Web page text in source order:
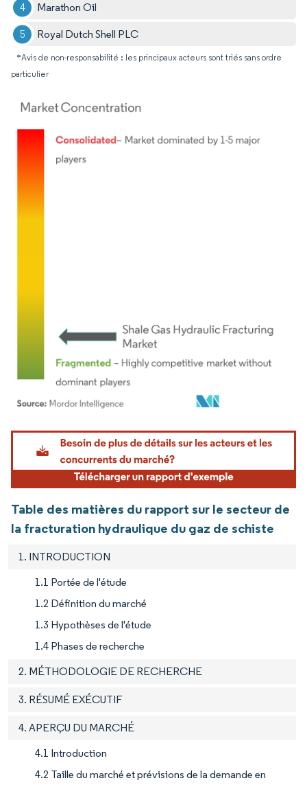
Marathon Oil
Royal Dutch Shell PLC
*Avis de non-responsabilité : les principaux acteurs sont triés sans ordre
particulier
Image © Mordor Intelligence. La réutilisation nécessite une attribution sous CC BY
Table des matières du rapport sur le secteur de
la fracturation hydraulique du gaz de schiste
1. INTRODUCTION
1.1 Portée de l'étude
1.2 Définition du marché
1.3 Hypothèses de l'étude
1.4 Phases de recherche
2. MÉTHODOLOGIE DE RECHERCHE
3. RÉSUMÉ EXÉCUTIF
4. APERÇU DU MARCHÉ
4.1 Introduction
4.2 Taille du marché et prévisions de la demande en